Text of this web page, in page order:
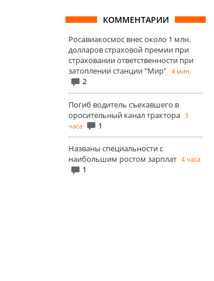
КОММЕНТАРИИ
Росавиакосмос внес около 1 млн.
долларов страховой премии при
страховании ответственности при
затоплении станции "Мир" 4 мин.
2
Погиб водитель съехавшего в
оросительный канал трактора 3
часа
1
Названы специальности с
наибольшим ростом зарплат 4 часа
1